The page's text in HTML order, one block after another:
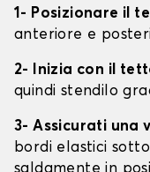
1- Posizionare il
anteriore e
2- Inizia con il
quindi stendilo
3- Assicurati una
bordi elastici